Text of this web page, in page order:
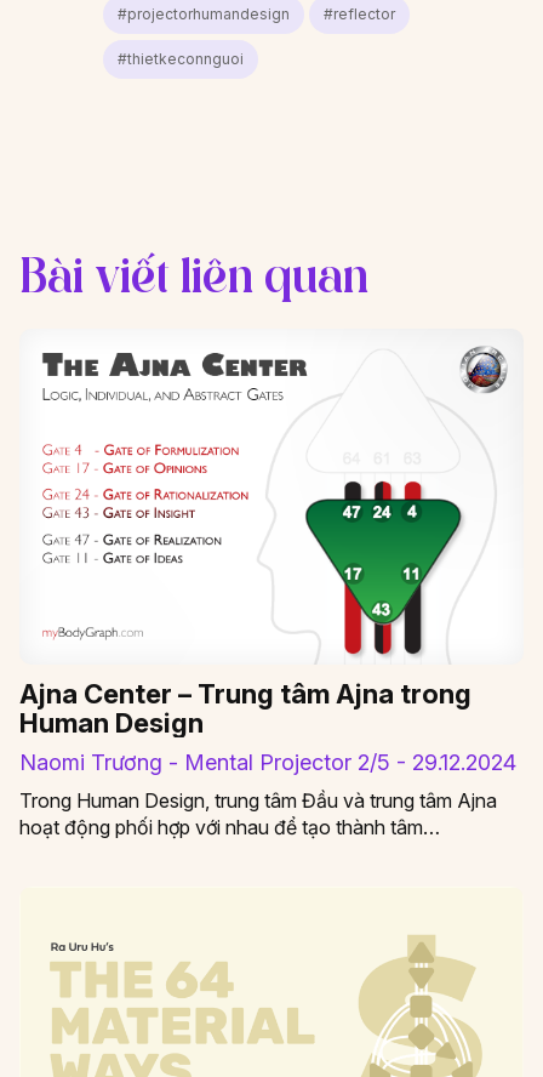
#projectorhumandesign #reflector
#thietkeconnguoi
Bài viết liên quan
Ajna Center – Trung tâm Ajna trong
Human Design
Naomi Trương - Mental Projector 2/5 - 29.12.2024
Trong Human Design, trung tâm Đầu và trung tâm Ajna
hoạt động phối hợp với nhau để tạo thành tâm…